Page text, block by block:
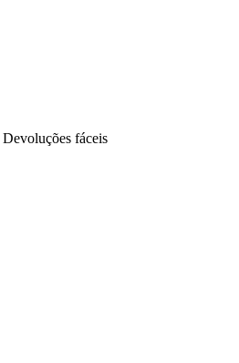
Devoluções fáceis